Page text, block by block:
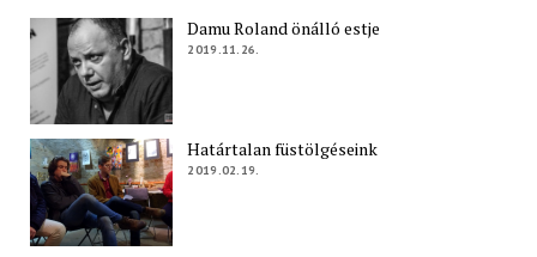
Damu Roland önálló estje
2019.11.26.
Határtalan füstölgéseink
2019.02.19.